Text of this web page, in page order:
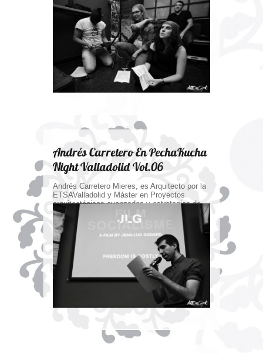
Andrés Carretero En PechaKucha
Night Valladolid Vol.06
Andrés Carretero Mieres, es Arquitecto por la
ETSAValladolid y Máster en Proyectos
arquitectónicos avanzados y estrategias de
Arquitectura singular.